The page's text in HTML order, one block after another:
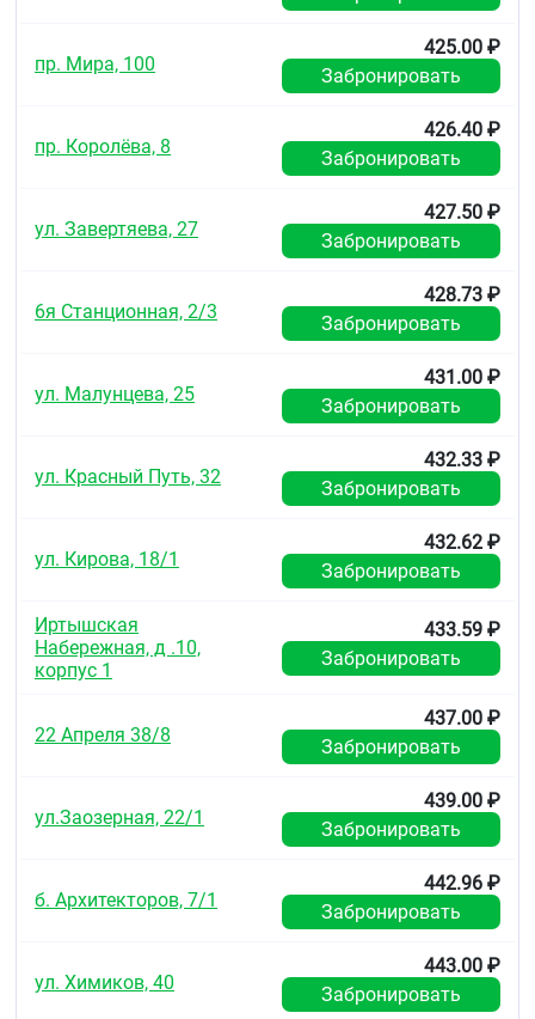
пр. Мира, 100
425.00 ₽
Забронировать
пр. Королёва, 8
426.40 ₽
Забронировать
ул. Завертяева, 27
427.50 ₽
Забронировать
6я Станционная, 2/3
428.73 ₽
Забронировать
ул. Малунцева, 25
431.00 ₽
Забронировать
ул. Красный Путь, 32
432.33 ₽
Забронировать
ул. Кирова, 18/1
432.62 ₽
Забронировать
Иртышская
Набережная, д .10,
корпус 1
433.59 ₽
Забронировать
22 Апреля 38/8
437.00 ₽
Забронировать
ул.Заозерная, 22/1
439.00 ₽
Забронировать
б. Архитекторов, 7/1
442.96 ₽
Забронировать
ул. Химиков, 40
443.00 ₽
Забронировать